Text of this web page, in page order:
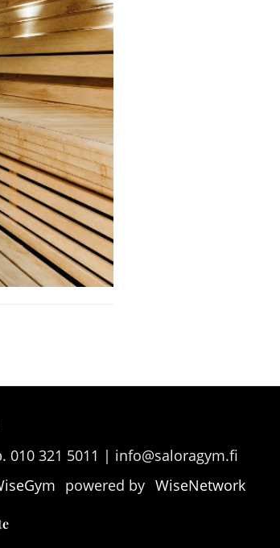
010 321 5011 | info@saloragym.fi
powered by WiseNetwork